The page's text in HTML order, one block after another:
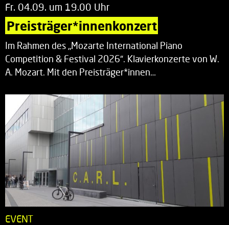
Fr. 04.09. um 19.00 Uhr
Preisträger*innenkonzert
Im Rahmen des „Mozarte International Piano
Competition & Festival 2026“. Klavierkonzerte von W.
A. Mozart. Mit den Preisträger*innen…
EVENT